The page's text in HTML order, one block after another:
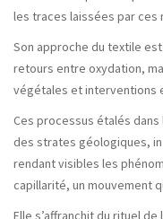
les traces laissées par ces
Son approche du textile
retours entre oxydation,
végétales et interventions
Ces processus étalés
des strates géologiques,
rendant visibles les
capillarité, un mouvement
Elle s’affranchit du rituel